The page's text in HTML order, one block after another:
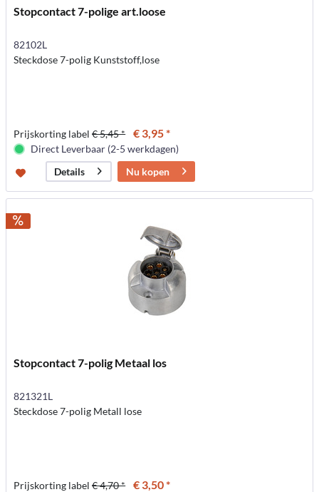
Stopcontact 7-polige art.loose
82102L
Steckdose 7-polig Kunststoff,lose
Prijskorting label€ 5,45 * € 3,95 *
Direct Leverbaar (2-5 werkdagen)
Details
Nu kopen
Stopcontact 7-polig Metaal los
821321L
Steckdose 7-polig Metall lose
Prijskorting label€ 4,70 * € 3,50 *